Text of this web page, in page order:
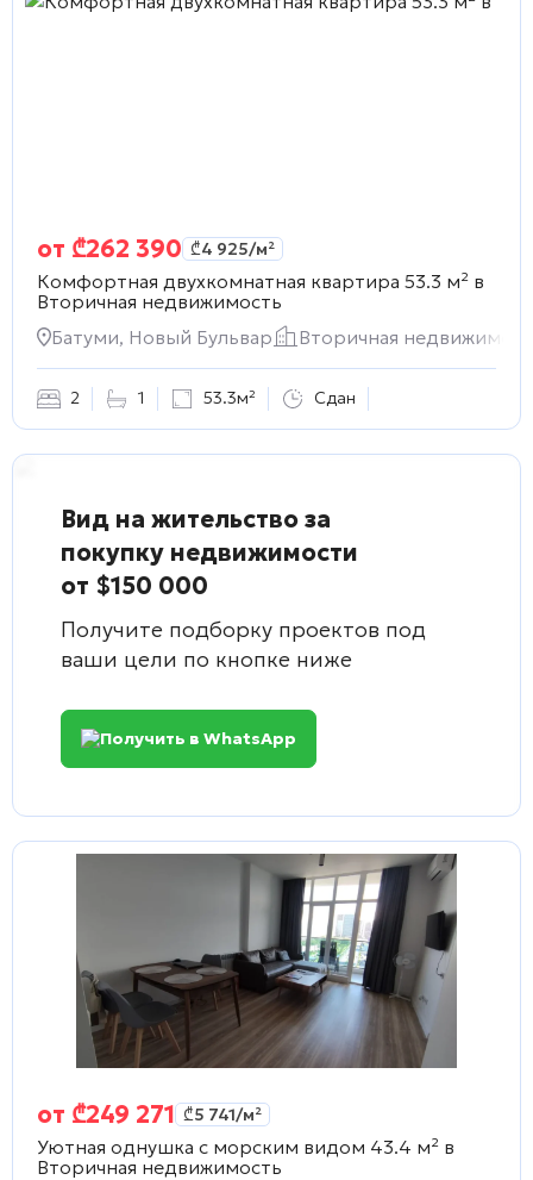
от ₾262 390 ₾4 925/м²
Комфортная двухкомнатная квартира 53.3 м² в
Вторичная недвижимость
Батуми, Новый Бульвар
Вторичная
2 1 53.3м² Сдан
Вид на жительство за
покупку недвижимости
от $150 000
Получите подборку проектов под
ваши цели по кнопке ниже
Получить в WhatsApp
от ₾249 271 ₾5 741/м²
Уютная однушка с морским видом 43.4 м² в
Вторичная недвижимость